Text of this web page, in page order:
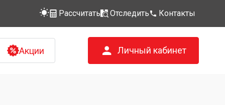
Рассчитать Отследить Контакты
Акции Личный кабинет